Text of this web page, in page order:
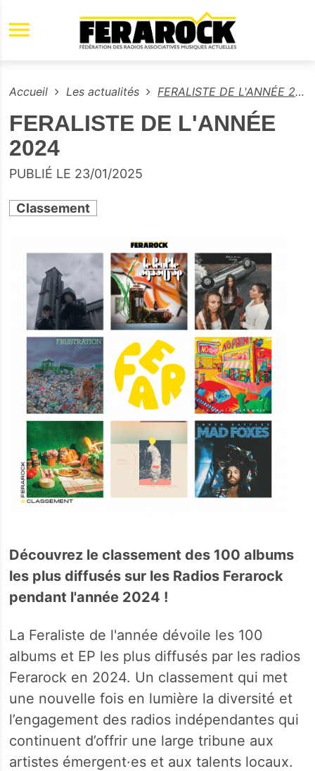
Aller au contenu principal
Accueil Les actualités FERALISTE DE L'ANNÉE 2024
FERALISTE DE L'ANNÉE
2024
PUBLIÉ LE 23/01/2025
Classement
Découvrez le classement des 100 albums
les plus diffusés sur les Radios Ferarock
pendant l'année 2024 !
La Feraliste de l'année dévoile les 100
albums et EP les plus diffusés par les radios
Ferarock en 2024. Un classement qui met
une nouvelle fois en lumière la diversité et
l’engagement des radios indépendantes qui
continuent d’offrir une large tribune aux
artistes émergent·es et aux talents locaux.